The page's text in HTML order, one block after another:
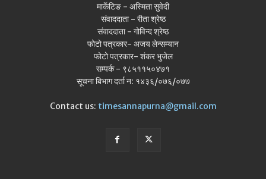
मार्केटिङ - अस्मिता सुवेदी
संवाददाता - रीता श्रेष्ठ
संवाददाता - गोविन्द श्रेष्ठ
फोटो पत्रकार- अजय लेन्सम्यान
फोटो पत्रकार- शंकर भुजेल
सम्पर्क - ९८५११५०४७१
सूचना बिभाग दर्ता न: १४३६/०७६/०७७
Contact us: timesannapurna@gmail.com